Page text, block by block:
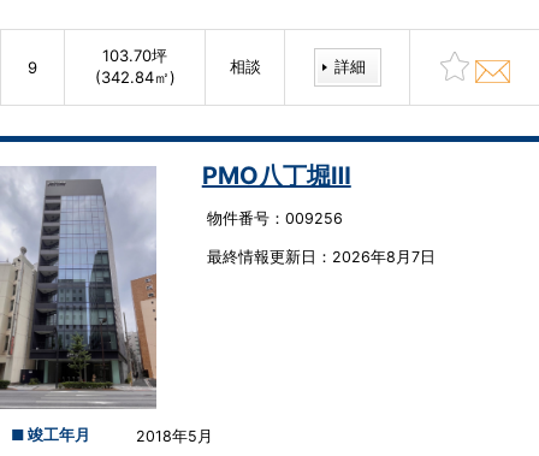
9
103.70坪
(342.84㎡)
相談 詳細
PMO八丁堀Ⅲ
物件番号：009256
最終情報更新⽇：2026年8月7日
■ 竣工年月 2018年5月